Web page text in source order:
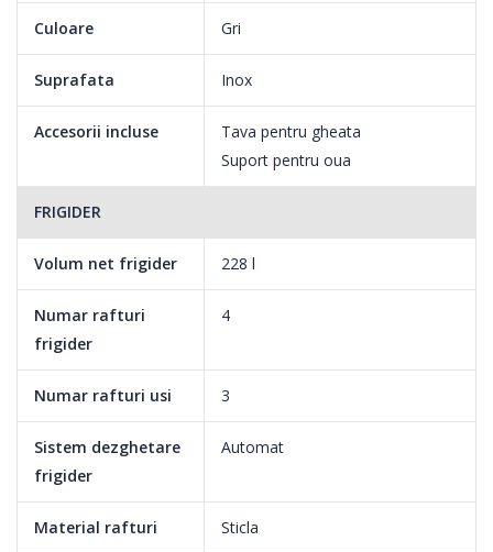
Culoare Gri
Suprafata Inox
Accesorii incluse
Tava pentru gheata
Suport pentru oua
FRIGIDER
Volum net frigider 228 l
Numar rafturi
frigider
4
Numar rafturi usi 3
Sistem dezghetare
frigider
Automat
Material rafturi Sticla